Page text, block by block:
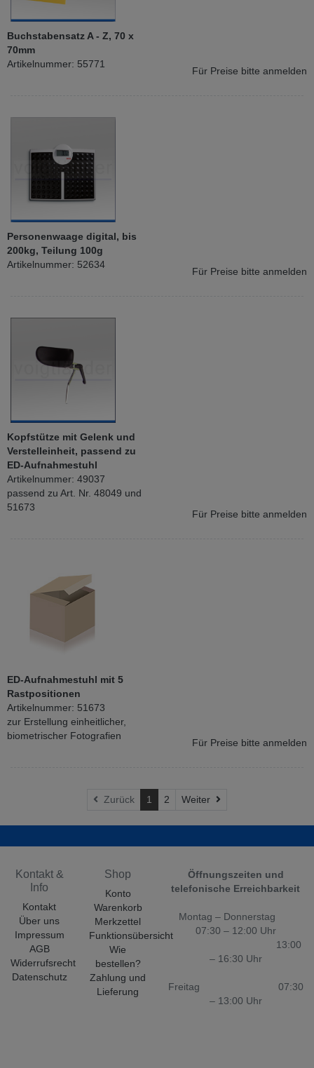
Buchstabensatz A - Z, 70 x
70mm
Artikelnummer: 55771
Für Preise bitte anmelden
Personenwaage digital, bis
200kg, Teilung 100g
Artikelnummer: 52634
Für Preise bitte anmelden
Kopfstütze mit Gelenk und
Verstelleinheit, passend zu
ED-Aufnahmestuhl
Artikelnummer: 49037
passend zu Art. Nr. 48049 und
51673
Für Preise bitte anmelden
ED-Aufnahmestuhl mit 5
Rastpositionen
Artikelnummer: 51673
zur Erstellung einheitlicher,
biometrischer Fotografien
Für Preise bitte anmelden
Zurück 1 2 Weiter
Kontakt &
Info
Kontakt
Über uns
Impressum
AGB
Widerrufsrecht
Datenschutz
Shop
Konto
Warenkorb
Merkzettel
Funktionsübersicht
Wie
bestellen?
Zahlung und
Lieferung
Öffnungszeiten und
telefonische Erreichbarkeit
Montag – Donnerstag
07:30 – 12:00 Uhr
13:00
– 16:30 Uhr
Freitag 07:30
– 13:00 Uhr